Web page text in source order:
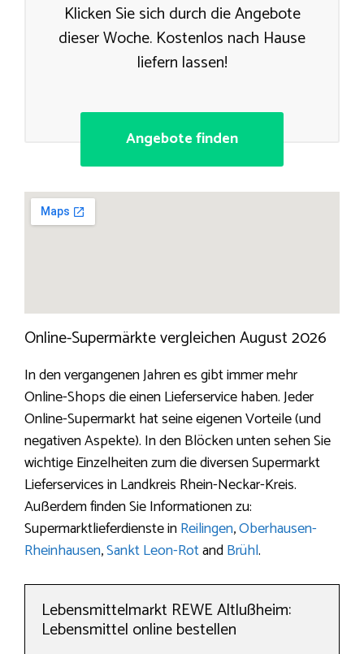
Klicken Sie sich durch die Angebote
dieser Woche. Kostenlos nach Hause
liefern lassen!
Angebote finden
Online-Supermärkte vergleichen August 2026
In den vergangenen Jahren es gibt immer mehr
Online-Shops die einen Lieferservice haben. Jeder
Online-Supermarkt hat seine eigenen Vorteile (und
negativen Aspekte). In den Blöcken unten sehen Sie
wichtige Einzelheiten zum die diversen Supermarkt
Lieferservices in Landkreis Rhein-Neckar-Kreis.
Außerdem finden Sie Informationen zu:
Supermarktlieferdienste inReilingen,Oberhausen-
Rheinhausen,Sankt Leon-RotandBrühl.
Lebensmittelmarkt REWE Altlußheim:
Lebensmittel online bestellen